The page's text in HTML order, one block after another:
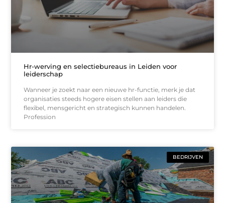
Hr-werving en selectiebureaus in Leiden voor
leiderschap
Wanneer je zoekt naar een nieuwe hr-functie, merk je dat
organisaties steeds hogere eisen stellen aan leiders die
flexibel, mensgericht en strategisch kunnen handelen.
Profession
BEDRIJVEN